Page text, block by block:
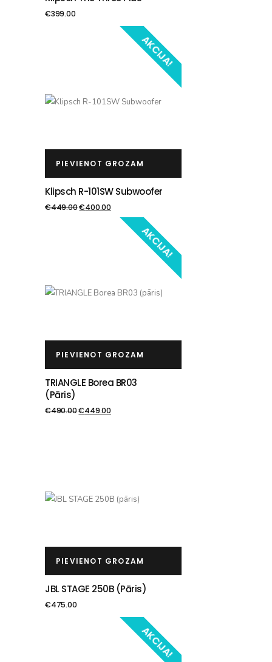
€399.00
AKCIJA!
PIEVIENOT GROZAM
Klipsch R-101SW Subwoofer
€449.00€400.00
AKCIJA!
PIEVIENOT GROZAM
TRIANGLE Borea BR03
(pāris)
€490.00€449.00
PIEVIENOT GROZAM
JBL STAGE 250B (pāris)
€475.00
AKCIJA!